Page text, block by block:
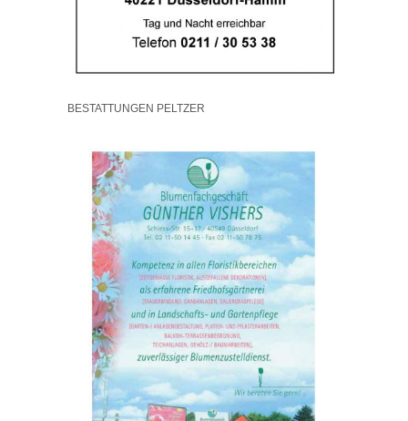
BESTATTUNGEN PELTZER